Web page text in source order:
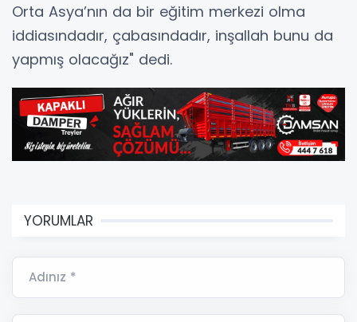
Orta Asya’nın da bir eğitim merkezi olma
iddiasındadır, çabasındadır, inşallah bunu da
yapmış olacağız" dedi.
YORUMLAR
Adınız *